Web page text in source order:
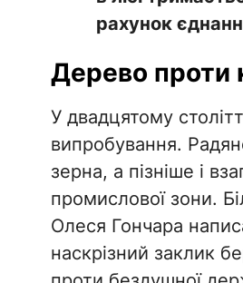
рахунок
​Дерево проти
​У двадцятому
випробування.
зерна, а пізніше і
промислової зони.
Олеся Гончара
наскрізний заклик